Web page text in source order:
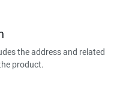
the address and related
product.